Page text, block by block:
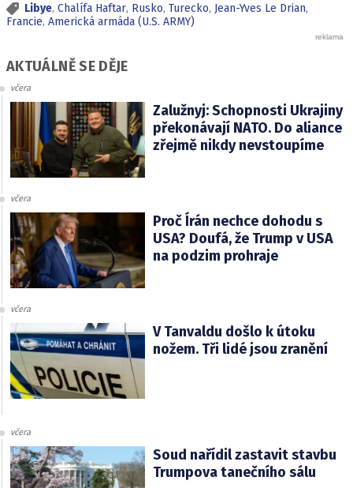
Libye, Chalífa Haftar, Rusko, Turecko, Jean-Yves Le Drian,
Francie, Americká armáda (U.S. ARMY)
AKTUÁLNĚ SE DĚJE
včera
Zalužnyj: Schopnosti Ukrajiny
překonávají NATO. Do aliance
zřejmě nikdy nevstoupíme
včera
Proč Írán nechce dohodu s
USA? Doufá, že Trump v USA
na podzim prohraje
včera
V Tanvaldu došlo k útoku
nožem. Tři lidé jsou zranění
včera
Soud nařídil zastavit stavbu
Trumpova tanečního sálu